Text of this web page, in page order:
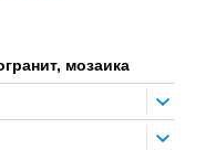
мозаика